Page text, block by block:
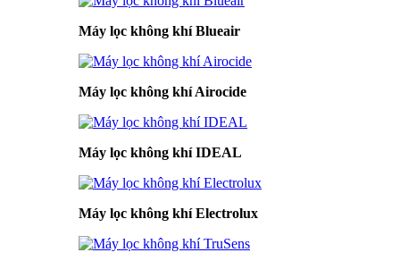
Máy lọc không khí Blueair
Máy lọc không khí Airocide
Máy lọc không khí IDEAL
Máy lọc không khí Electrolux